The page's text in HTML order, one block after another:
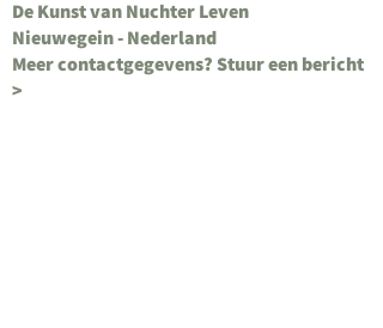
De Kunst van Nuchter Leven
Nieuwegein - Nederland
Meer contactgegevens? Stuur een bericht
>